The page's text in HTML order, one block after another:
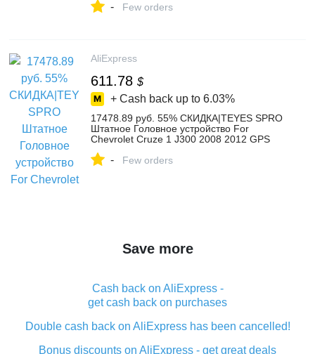
Cruze седан DVD 2008 2012-in
- Few orders
AliExpress
611.78 $
+ Cash back up to 6.03%
17478.89 руб. 55% СКИДКА|TEYES SPRO
Штатное Головное устройство For
Chevrolet Cruze 1 J300 2008 2012 GPS
автомагнитолы Андроид для Шев-in
- Few orders
Save more
Cash back on AliExpress -
get cash back on purchases
Double cash back on AliExpress has been cancelled!
Bonus discounts on AliExpress - get great deals